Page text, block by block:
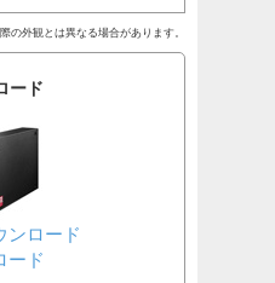
の外観とは異なる場合があります。
ード
ンロード
ード